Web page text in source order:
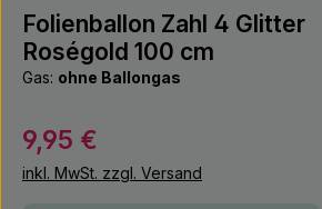
Folienballon Zahl 4 Glitter
Roségold 100 cm
Gas: ohne Ballongas
Regulärer Preis:
9,95 €
inkl. MwSt. zzgl. Versand